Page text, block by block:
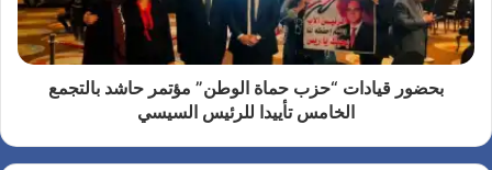
بحضور قيادات “حزب حماة الوطن” مؤتمر حاشد بالتجمع
الخامس تأييدا للرئيس السيسي